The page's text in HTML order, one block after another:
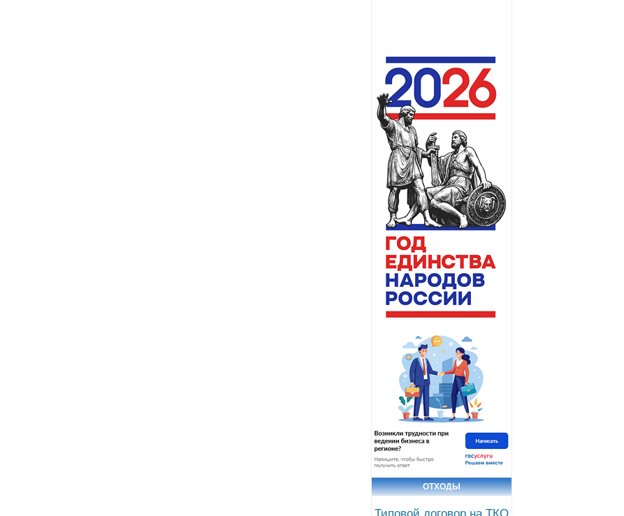
ОТХОДЫ